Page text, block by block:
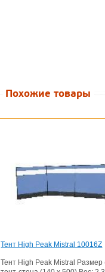
Похожие товары
Тент High Peak Mistral 10016Z
Тент High Peak Mistral Размер